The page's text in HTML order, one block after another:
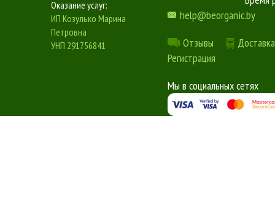
Оказание услуг:
ИП Козулько Марина
Петровна
УНП 291756841
help@beorganic.by
Отзывы
Регистрация
Мы в социальных сетях